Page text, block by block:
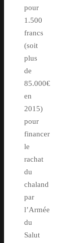
pour
1.500
francs
(soit
plus
de
85.000€
en
2015)
pour
financer
le
rachat
du
chaland
par
l’Armée
du
Salut